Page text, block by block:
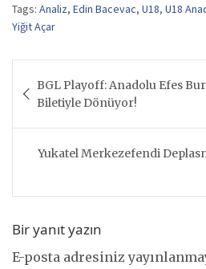
Tags: Analiz, Edin Bacevac, U18, U18
Yiğit Açar
gezinmesi
BGL Playoff: Anadolu Efes
Biletiyle Dönüyor!
Yukatel Merkezefendi
Bir yanıt yazın
E-posta adresiniz